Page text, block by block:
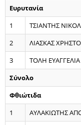
Ευρυτανία
1
ΤΣΙΑΝΤΗΣ
2
ΛΙΑΣΚΑΣ
3
ΤΟΛΗ
Σύνολο
Φθιώτιδα
1
ΑΥΛΑΚΙΩΤΗΣ